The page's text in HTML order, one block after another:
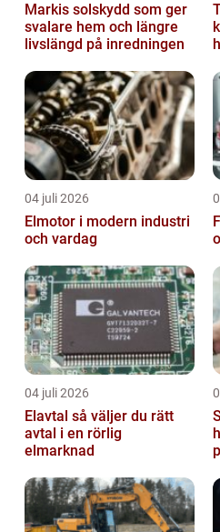
Markis solskydd som ger
svalare hem och längre
livslängd på inredningen
04 juli 2026
Elmotor i modern industri
och vardag
04 juli 2026
Elavtal så väljer du rätt
avtal i en rörlig
elmarknad